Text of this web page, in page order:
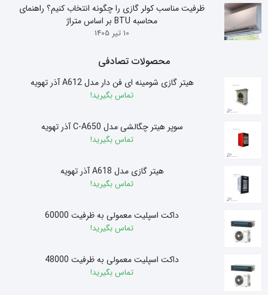
ظرفیت مناسب کولر گازی را چگونه انتخاب کنیم؟ راهنمای
محاسبه BTU بر اساس متراژ
10 تیر 1405
محصولات تصادفی
هیتر گازی شومینه ای فن دار مدل A612 آذر تهویه
تماس بگیرید!
سوپر هیتر چگالشی مدل C-A650 آذر تهویه
تماس بگیرید!
هیتر گازی مدل A618 آذر تهویه
تماس بگیرید!
داکت اسپلیت معمولی به ظرفیت 60000
تماس بگیرید!
داکت اسپلیت معمولی به ظرفیت 48000
تماس بگیرید!